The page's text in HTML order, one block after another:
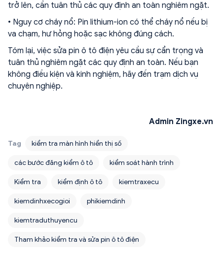
trở lên, cần tuân thủ các quy định an toàn nghiêm ngặt.
• Nguy cơ cháy nổ: Pin lithium-ion có thể cháy nổ nếu bị
va chạm, hư hỏng hoặc sạc không đúng cách.
Tóm lại, việc sửa pin ô tô điện yêu cầu sự cẩn trọng và
tuân thủ nghiêm ngặt các quy định an toàn. Nếu bạn
không điều kiện và kinh nghiệm, hãy đến trạm dịch vụ
chuyên nghiệp.
Admin Zingxe.vn
Tag kiểm tra màn hình hiển thị số
các bước đăng kiểm ô tô kiểm soát hành trình
Kiểm tra kiểm định ô tô kiemtraxecu
kiemdinhxecogioi phikiemdinh
kiemtraduthuyencu
Tham khảo kiểm tra và sửa pin ô tô điện